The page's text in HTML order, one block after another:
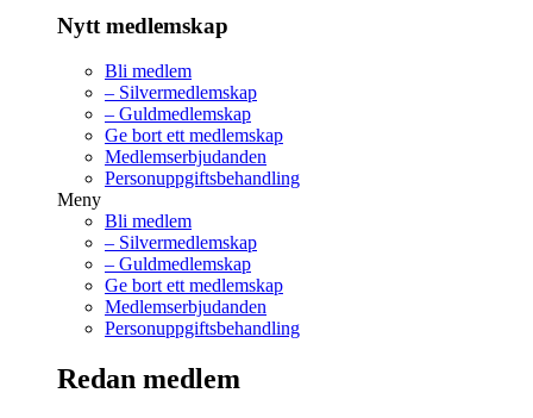
Nytt medlemskap
Bli medlem
– Silvermedlemskap
– Guldmedlemskap
Ge bort ett medlemskap
Medlemserbjudanden
Personuppgiftsbehandling
Meny
Bli medlem
– Silvermedlemskap
– Guldmedlemskap
Ge bort ett medlemskap
Medlemserbjudanden
Personuppgiftsbehandling
Redan medlem